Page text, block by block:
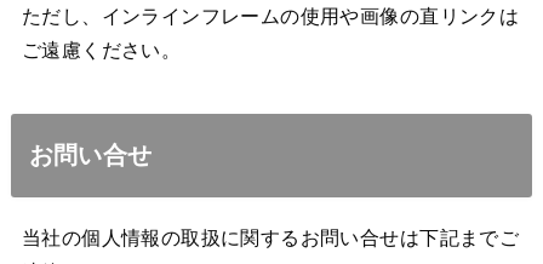
ただし、インラインフレームの使用や画像の直リンクは
ご遠慮ください。
お問い合せ
当社の個人情報の取扱に関するお問い合せは下記までご